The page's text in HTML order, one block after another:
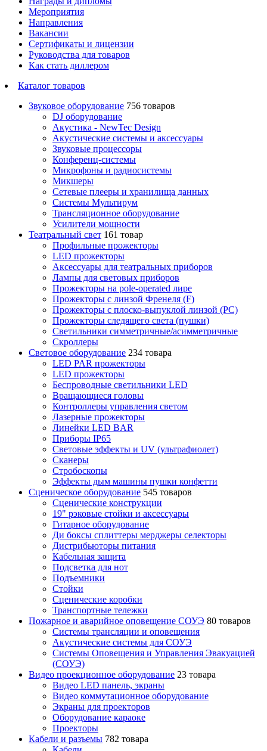
Мероприятия
Направления
Вакансии
Сертификаты и лицензии
Руководства для товаров
Как стать диллером
Каталог товаров
Звуковое оборудование 756 товаров
DJ оборудование
Акустика - NewTec Design
Акустические системы и аксессуары
Звуковые процессоры
Конференц-системы
Микрофоны и радиосистемы
Микшеры
Сетевые плееры и хранилища данных
Системы Мультирум
Трансляционное оборудование
Усилители мощности
Театральный свет 161 товар
Профильные прожекторы
LED прожекторы
Аксессуары для театральных приборов
Лампы для световых приборов
Прожекторы на pole-operated лире
Прожекторы с линзой Френеля (F)
Прожекторы с плоско-выпуклой линзой (PC)
Прожекторы следящего света (пушки)
Светильники симметричные/асимметричные
Скроллеры
Световое оборудование 234 товара
LED PAR прожекторы
LED прожекторы
Беспроводные светильники LED
Вращающиеся головы
Контроллеры управления светом
Лазерные прожекторы
Линейки LED BAR
Приборы IP65
Световые эффекты и UV (ультрафиолет)
Сканеры
Стробоскопы
Эффекты дым машины пушки конфетти
Сценическое оборудование 545 товаров
Сценические конструкции
19" рэковые стойки и аксесcуары
Гитарное оборудование
Ди боксы сплиттеры мерджеры селекторы
Дистрибьюторы питания
Кабельная защита
Подсветка для нот
Подъемники
Стойки
Сценические коробки
Транспортные тележки
Пожарное и аварийное оповещение СОУЭ 80 товаров
Cистемы трансляции и оповещения
Акустические системы для СОУЭ
Системы Оповещения и Управления Эвакуацией
(СОУЭ)
Видео проекционное оборудование 23 товара
Видео LED панель, экраны
Видео коммутационное оборудование
Экраны для проекторов
Оборудование караоке
Проекторы
Кабели и разъемы 782 товара